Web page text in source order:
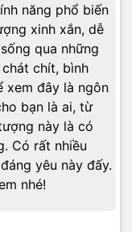
năng phổ biến
xinh xắn, dễ
qua những
chít, bình
xem đây là ngôn
bạn là ai, từ
này là có
Có rất nhiều
yêu này đấy.
nhé!